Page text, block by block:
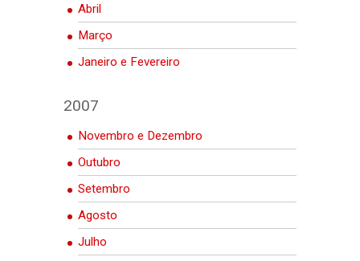
Abril
Março
Janeiro e Fevereiro
2007
Novembro e Dezembro
Outubro
Setembro
Agosto
Julho